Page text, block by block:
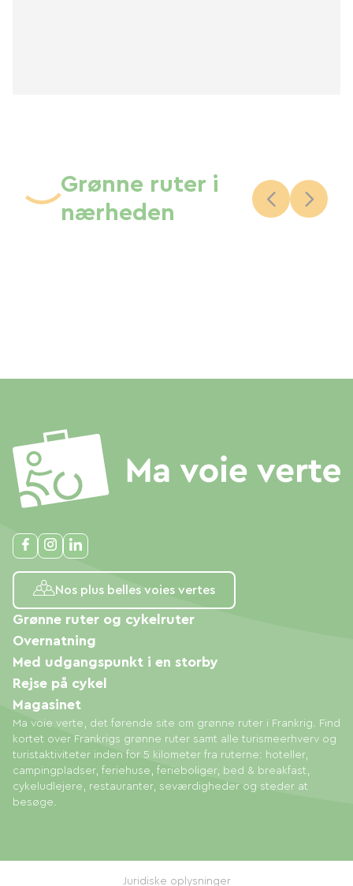
Grønne ruter i
nærheden
Nos plus belles voies vertes
Ma voie verte, det førende site om grønne ruter i Frankrig. Find
kortet over Frankrigs grønne ruter samt alle turismeerhverv og
turistaktiviteter inden for 5 kilometer fra ruterne: hoteller,
campingpladser, feriehuse, ferieboliger, bed & breakfast,
cykeludlejere, restauranter, seværdigheder og steder at
besøge.
Grønne ruter og cykelruter
Overnatning
Med udgangspunkt i en storby
Rejse på cykel
Magasinet
Juridiske oplysninger